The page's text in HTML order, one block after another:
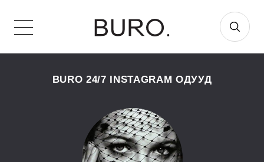
BURO 24/7 INSTAGRAM ОДУУД